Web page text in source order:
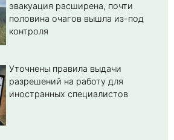
эвакуация расширена, почти
половина очагов вышла из-под
контроля
Уточнены правила выдачи
разрешений на работу для
иностранных специалистов